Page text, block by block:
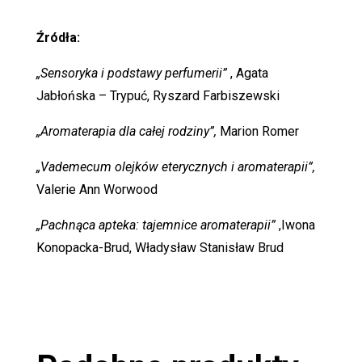
Źródła:
„Sensoryka i podstawy perfumerii”, Agata
Jabłońska – Trypuć, Ryszard Farbiszewski
„Aromaterapia dla całej rodziny”, Marion Romer
„Vademecum olejków eterycznych i aromaterapii”,
Valerie Ann Worwood
„Pachnąca apteka: tajemnice aromaterapii”,Iwona
Konopacka-Brud, Władysław Stanisław Brud